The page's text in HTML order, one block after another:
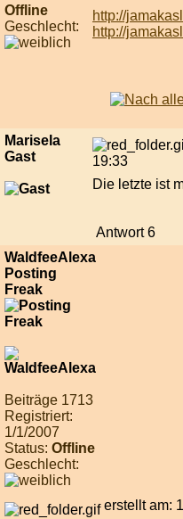
Offline
Geschlecht:
http://
http://
Marisela
Gast
19:33
Die letzte ist
Antwort 6
WaldfeeAlexa
Posting
Freak
Beiträge 1713
Registriert:
1/1/2007
Status: Offline
Geschlecht:
erstellt am: